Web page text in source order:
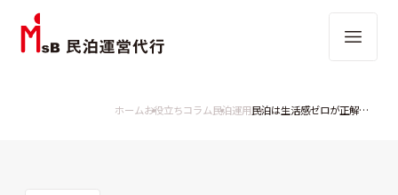
ホームお役立ちコラム民泊運用 民泊は生活感ゼロが正解？実は逆効果になる理由